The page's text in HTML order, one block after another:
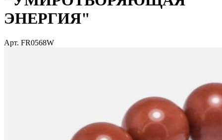
ЭНЕРГИЯ"
Арт. FR0568W